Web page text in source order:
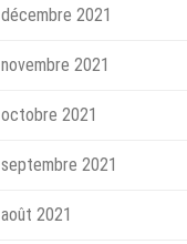
décembre 2021
novembre 2021
octobre 2021
septembre 2021
août 2021